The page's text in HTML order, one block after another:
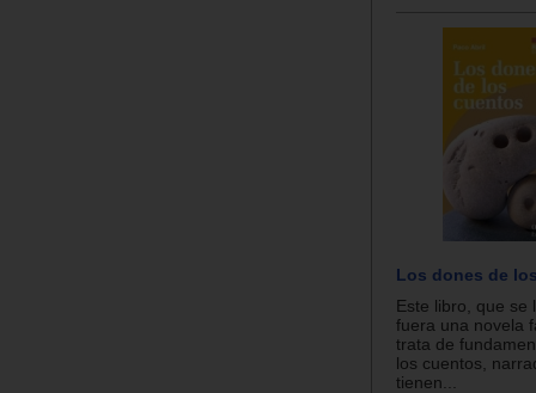
Los dones de
Este libro, que se
fuera una novela
trata de
los cuentos,
tienen...